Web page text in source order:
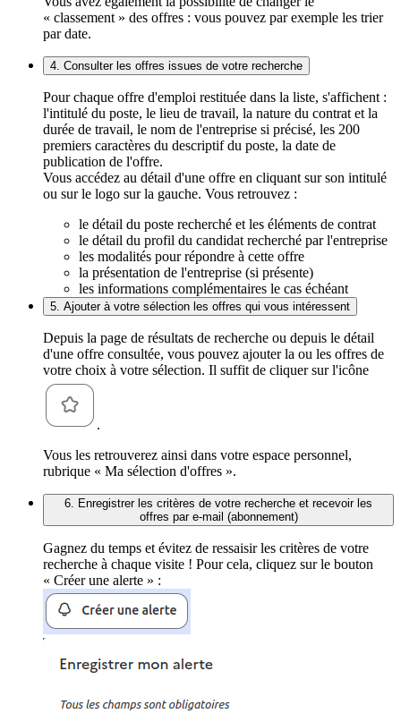
« classement » des offres : vous pouvez par exemple les trier
par date.
4. Consulter les offres issues de votre recherche
Pour chaque offre d'emploi restituée dans la liste, s'affichent :
l'intitulé du poste, le lieu de travail, la nature du contrat et la
durée de travail, le nom de l'entreprise si précisé, les 200
premiers caractères du descriptif du poste, la date de
publication de l'offre.
Vous accédez au détail d'une offre en cliquant sur son intitulé
ou sur le logo sur la gauche. Vous retrouvez :
le détail du poste recherché et les éléments de contrat
le détail du profil du candidat recherché par l'entreprise
les modalités pour répondre à cette offre
la présentation de l'entreprise (si présente)
les informations complémentaires le cas échéant
5. Ajouter à votre sélection les offres qui vous intéressent
Depuis la page de résultats de recherche ou depuis le détail
d'une offre consultée, vous pouvez ajouter la ou les offres de
votre choix à votre sélection. Il suffit de cliquer sur l'icône
.
Vous les retrouverez ainsi dans votre espace personnel,
rubrique « Ma sélection d'offres ».
6. Enregistrer les critères de votre recherche et recevoir les
offres par e-mail (abonnement)
Gagnez du temps et évitez de ressaisir les critères de votre
recherche à chaque visite ! Pour cela, cliquez sur le bouton
« Créer une alerte » :